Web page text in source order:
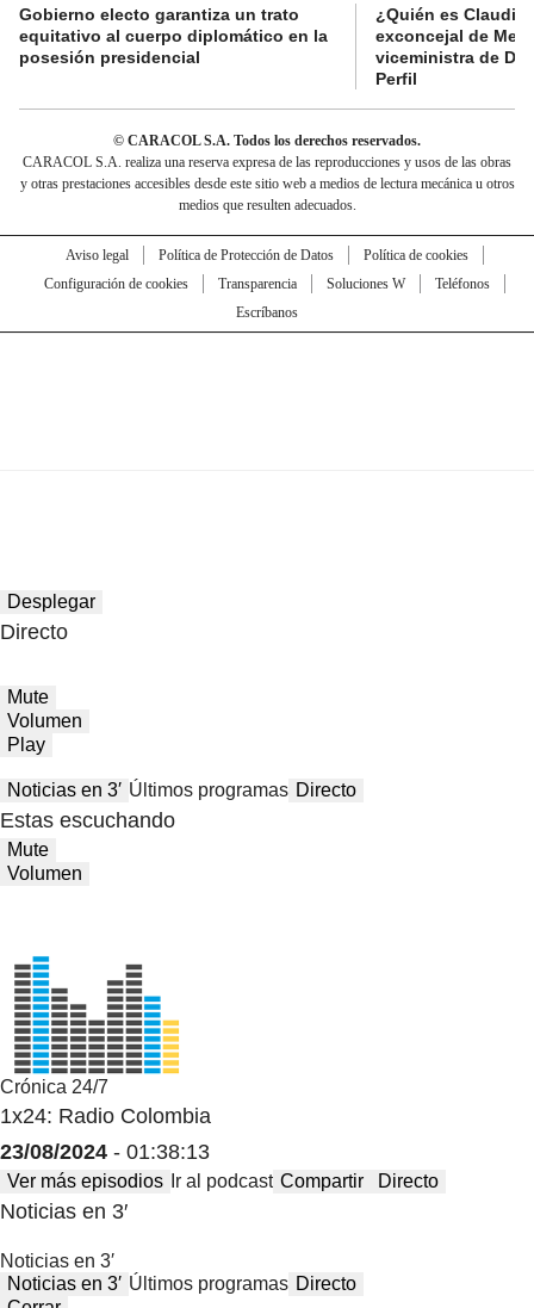
Gobierno electo garantiza un trato
equitativo al cuerpo diplomático en la
posesión presidencial
¿Quién es Claudia
exconcejal de
viceministra de
Perfil
© CARACOL S.A. Todos los derechos reservados.
CARACOL S.A. realiza una reserva expresa de las reproducciones y usos de las obras
y otras prestaciones accesibles desde este sitio web a medios de lectura mecánica u otros
medios que resulten adecuados.
Aviso legal Política de Protección de Datos
Política de cookies
Configuración de cookies
Transparencia Soluciones W
Teléfonos
Escríbanos
Desplegar
Directo
Mute
Volumen
Play
Noticias en 3′ Últimos programas Directo
Estas escuchando
Mute
Volumen
Crónica 24/7
1x24: Radio Colombia
23/08/2024 - 01:38:13
Ver más episodios Ir al podcast Compartir Directo
Noticias en 3′
Noticias en 3′
Noticias en 3′ Últimos programas Directo